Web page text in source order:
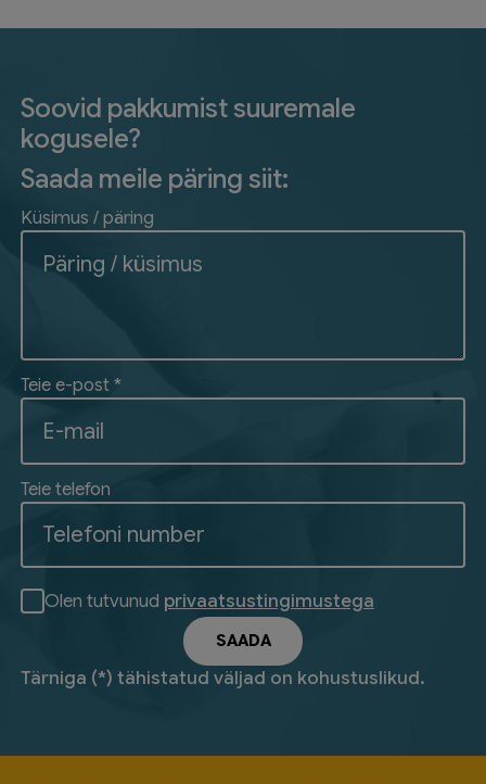
Soovid pakkumist suuremale
kogusele?
Saada meile päring siit:
Küsimus / päring
Teie e-post *
Teie telefon
Olen tutvunud privaatsustingimustega
Tärniga (*) tähistatud väljad on kohustuslikud.